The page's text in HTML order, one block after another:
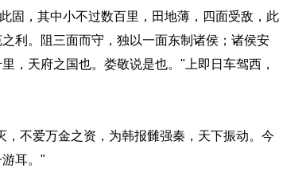
固，其中小不过数百里，田地薄，四面受敌，此
利。阻三面而守，独以一面东制诸侯；诸侯安
，天府之国也。娄敬说是也。"上即日车驾西，
不爱万金之资，为韩报雠强秦，天下振动。今
耳。"